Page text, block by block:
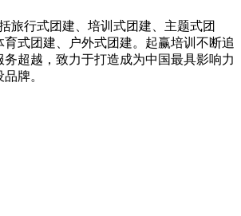
行式团建、培训式团建、主题式团
式团建、户外式团建。起赢培训不断追
超越，致力于打造成为中国最具影响力
牌。